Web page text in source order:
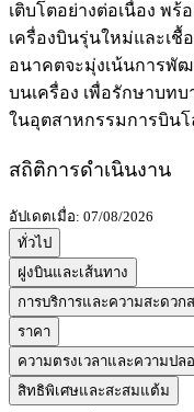
เติบโตอย่างต่อเนื่อง พ
เครื่องบินรุ่นใหม่และเชื้
อนาคตจะมุ่งเน้นการพั
บนเครื่อง เพื่อรักษาบท
ในอุตสาหกรรมการบินโ
สถิติการดำเนินงาน
อัปเดตเมื่อ: 07/08/2026
ทั่วไป
ฝูงบินและเส้นทาง
การบริการและความสะดวก
ราคา
ความตรงเวลาและความปล
สิทธิพิเศษและสะสมแต้ม